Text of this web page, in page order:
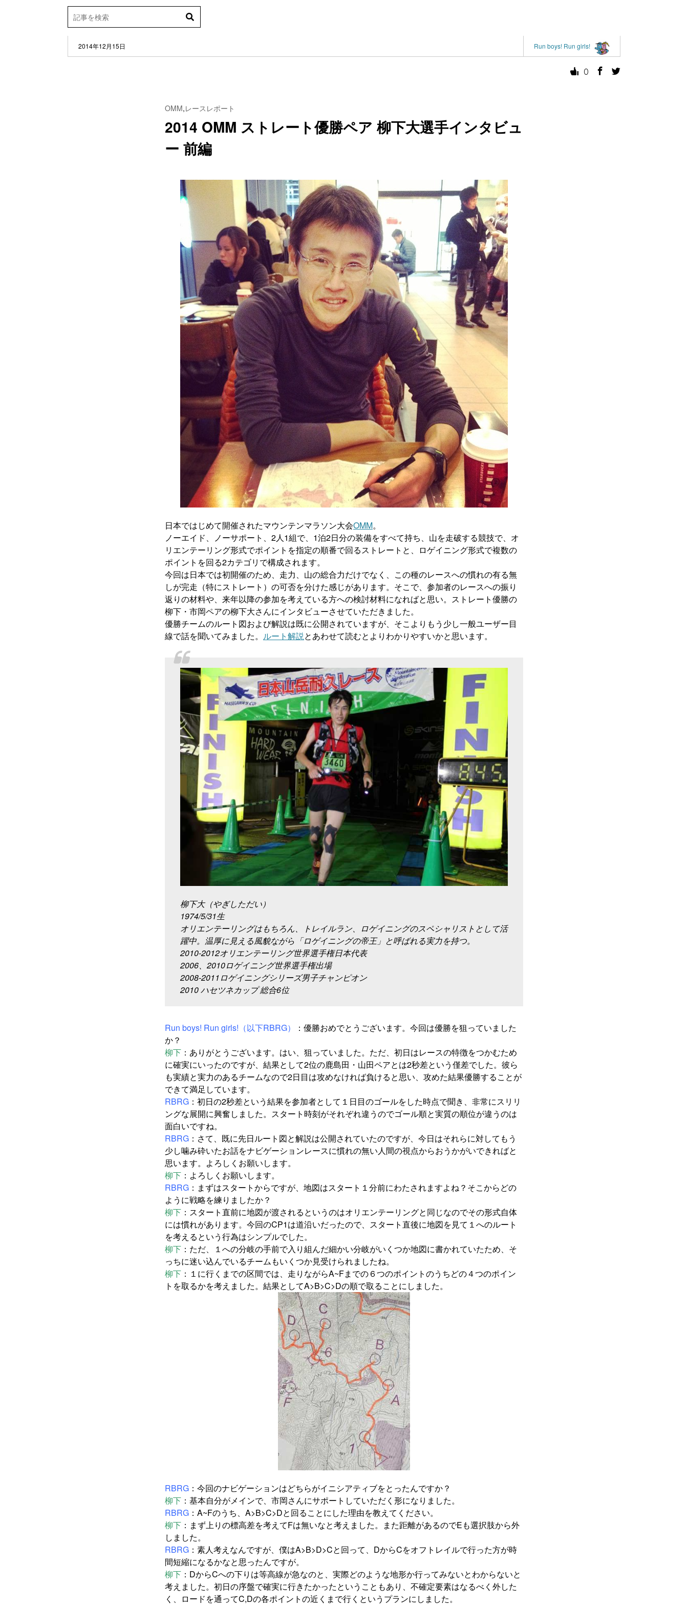
2014年12月15日 Run boys! Run girls!
0
OMM,レースレポート
2014 OMM ストレート優勝ペア 柳下大選手インタビュ
ー 前編
日本ではじめて開催されたマウンテンマラソン大会OMM。
ノーエイド、ノーサポート、2人1組で、1泊2日分の装備をすべて持ち、山を走破する競技で、オ
リエンテーリング形式でポイントを指定の順番で回るストレートと、ロゲイニング形式で複数の
ポイントを回る2カテゴリで構成されます。
今回は日本では初開催のため、走力、山の総合力だけでなく、この種のレースへの慣れの有る無
しが完走（特にストレート）の可否を分けた感じがあります。そこで、参加者のレースへの振り
返りの材料や、来年以降の参加を考えている方への検討材料になればと思い。ストレート優勝の
柳下・市岡ペアの柳下大さんにインタビューさせていただきました。
優勝チームのルート図および解説は既に公開されていますが、そこよりもう少し一般ユーザー目
線で話を聞いてみました。 ルート解説とあわせて読むとよりわかりやすいかと思います。
柳下大（やぎしただい）
1974/5/31生
オリエンテーリングはもちろん、トレイルラン、ロゲイニングのスペシャリストとして活
躍中。温厚に見える風貌ながら「ロゲイニングの帝王」と呼ばれる実力を持つ。
2010-2012オリエンテーリング世界選手権日本代表
2006、2010ロゲイニング世界選手権出場
2008-2011ロゲイニングシリーズ男子チャンピオン
2010 ハセツネカップ 総合6位
Run boys! Run girls!（以下RBRG）
：優勝おめでとうございます。今回は優勝を狙っていました
か？
柳下 ：ありがとうございます。はい、狙っていました。ただ、初日はレースの特徴をつかむため
に確実にいったのですが、結果として2位の鹿島田・山田ペアとは2秒差という僅差でした。彼ら
も実績と実力のあるチームなので2日目は攻めなければ負けると思い、攻めた結果優勝することが
できて満足しています。
RBRG ：初日の2秒差という結果を参加者として１日目のゴールをした時点で聞き、非常にスリリ
ングな展開に興奮しました。スタート時刻がそれぞれ違うのでゴール順と実質の順位が違うのは
面白いですね。
RBRG ：さて、既に先日ルート図と解説は公開されていたのですが、今日はそれらに対してもう
少し噛み砕いたお話をナビゲーションレースに慣れの無い人間の視点からおうかがいできればと
思います。よろしくお願いします。
柳下 ：よろしくお願いします。
RBRG ：まずはスタートからですが、地図はスタート１分前にわたされますよね？そこからどの
ように戦略を練りましたか？
柳下 ：スタート直前に地図が渡されるというのはオリエンテーリングと同じなのでその形式自体
には慣れがあります。今回のCP1は道沿いだったので、スタート直後に地図を見て１へのルート
を考えるという行為はシンプルでした。
柳下 ：ただ、１への分岐の手前で入り組んだ細かい分岐がいくつか地図に書かれていたため、そ
っちに迷い込んでいるチームもいくつか見受けられましたね。
柳下 ：１に行くまでの区間では、走りながらA~Fまでの６つのポイントのうちどの４つのポイン
トを取るかを考えました。結果としてA>B>C>Dの順で取ることにしました。
RBRG ：今回のナビゲーションはどちらがイニシアティブをとったんですか？
柳下 ：基本自分がメインで、市岡さんにサポートしていただく形になりました。
RBRG ：A~Fのうち、A>B>C>Dと回ることにした理由を教えてください。
柳下 ：まず上りの標高差を考えてFは無いなと考えました。また距離があるのでEも選択肢から外
しました。
RBRG ：素人考えなんですが、僕はA>B>D>Cと回って、DからCをオフトレイルで行った方が時
間短縮になるかなと思ったんですが。
柳下 ：DからCへの下りは等高線が急なのと、実際どのような地形か行ってみないとわからないと
考えました。初日の序盤で確実に行きたかったということもあり、不確定要素はなるべく外した
く、ロードを通ってC,Dの各ポイントの近くまで行くというプランにしました。